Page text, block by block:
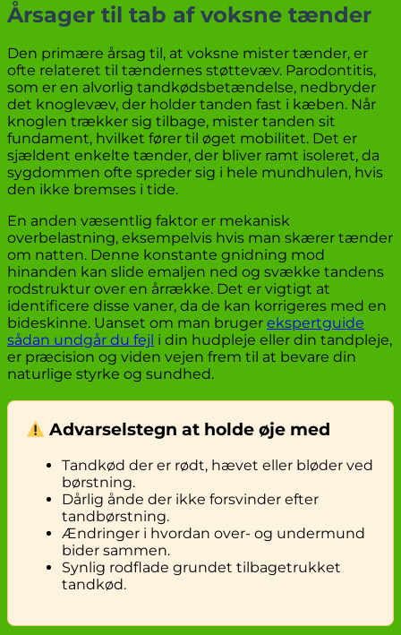
Årsager til tab af voksne tænder
Den primære årsag til, at voksne mister tænder, er
ofte relateret til tændernes støttevæv. Parodontitis,
som er en alvorlig tandkødsbetændelse, nedbryder
det knoglevæv, der holder tanden fast i kæben. Når
knoglen trækker sig tilbage, mister tanden sit
fundament, hvilket fører til øget mobilitet. Det er
sjældent enkelte tænder, der bliver ramt isoleret, da
sygdommen ofte spreder sig i hele mundhulen, hvis
den ikke bremses i tide.
En anden væsentlig faktor er mekanisk
overbelastning, eksempelvis hvis man skærer tænder
om natten. Denne konstante gnidning mod
hinanden kan slide emaljen ned og svække tandens
rodstruktur over en årrække. Det er vigtigt at
identificere disse vaner, da de kan korrigeres med en
bideskinne. Uanset om man bruger ekspertguide
sådan undgår du fejl i din hudpleje eller din tandpleje,
er præcision og viden vejen frem til at bevare din
naturlige styrke og sundhed.
Advarselstegn at holde øje med
Tandkød der er rødt, hævet eller bløder ved
børstning.
Dårlig ånde der ikke forsvinder efter
tandbørstning.
Ændringer i hvordan over- og undermund
bider sammen.
Synlig rodflade grundet tilbagetrukket
tandkød.